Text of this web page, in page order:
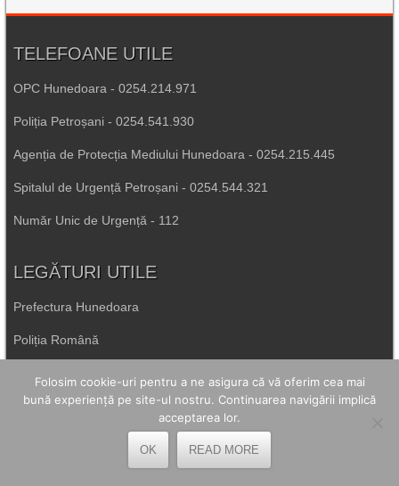
TELEFOANE UTILE
OPC Hunedoara - 0254.214.971
Poliția Petroșani - 0254.541.930
Agenția de Protecția Mediului Hunedoara - 0254.215.445
Spitalul de Urgență Petroșani - 0254.544.321
Număr Unic de Urgență - 112
LEGĂTURI UTILE
Prefectura Hunedoara
Poliția Română
Consiliul Județean Hunedoara
Folosim cookie-uri pentru a ne asigura că vă oferim cea mai
bună experiență pe site-ul nostru. Continuarea navigării implică
acceptarea lor.
OK READ MORE